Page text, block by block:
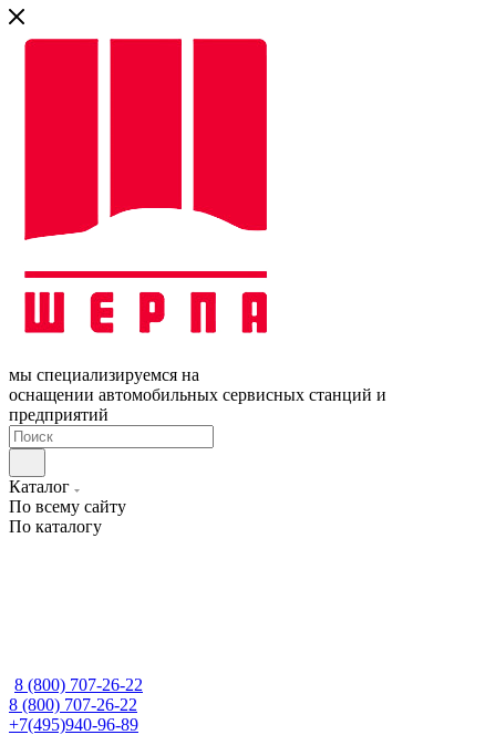
мы специализируемся на
оснащении автомобильных сервисных станций и
предприятий
Каталог
По всему сайту
По каталогу
8 (800) 707-26-22
8 (800) 707-26-22
+7(495)940-96-89